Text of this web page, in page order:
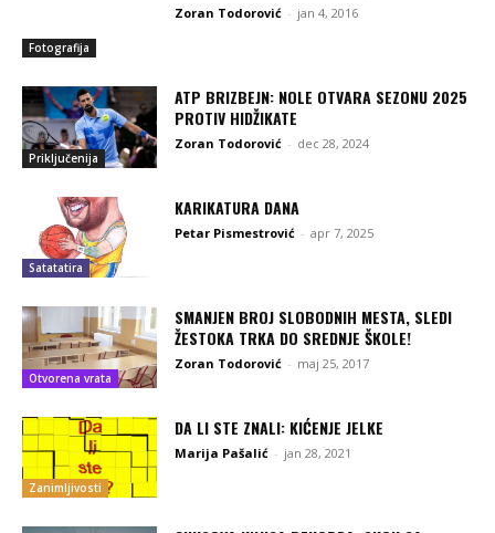
Fotografija
Zoran Todorović - jan 4, 2016
Priključenija
ATP BRIZBEJN: NOLE OTVARA SEZONU 2025
PROTIV HIDŽIKATE
Zoran Todorović - dec 28, 2024
Satatatira
KARIKATURA DANA
Petar Pismestrović - apr 7, 2025
Otvorena vrata
SMANJEN BROJ SLOBODNIH MESTA, SLEDI
ŽESTOKA TRKA DO SREDNJE ŠKOLE!
Zoran Todorović - maj 25, 2017
Zanimljivosti
DA LI STE ZNALI: KIĆENJE JELKE
Marija Pašalić - jan 28, 2021